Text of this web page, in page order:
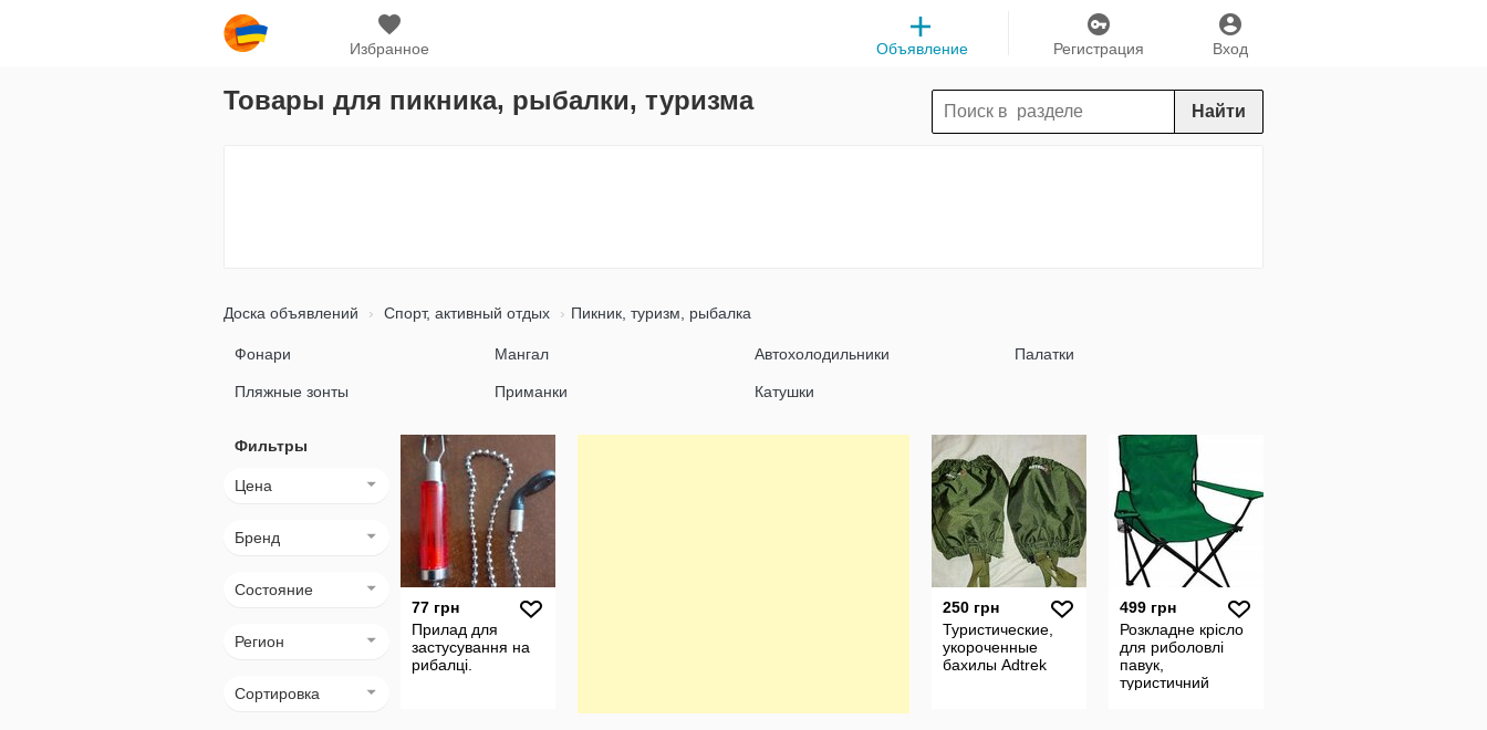
Избранное Вход
Регистрация
Объявление
Товары для пикника, рыбалки, туризма Найти
Доска объявлений Спорт, активный отдых Пикник, туризм, рыбалка
Фонари Мангал Автохолодильники Палатки
Пляжные зонты Приманки Катушки
Фильтры
Цена
Бренд
Состояние
Регион
Сортировка
77 грн
Прилад для
застусування на
рибалці.
250 грн
Туристические,
укороченные
бахилы Adtrek
499 грн
Розкладне крісло
для риболовлі
павук,
туристичний